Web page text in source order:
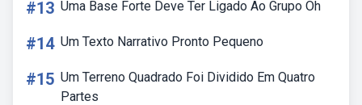
#13 Uma Base Forte Deve Ter Ligado Ao Grupo Oh
#14 Um Texto Narrativo Pronto Pequeno
#15 Um Terreno Quadrado Foi Dividido Em Quatro
Partes